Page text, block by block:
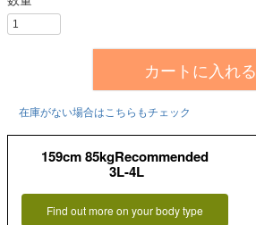
カートに入れる
在庫がない場合はこちらもチェック
159cm 85kgRecommended
3L-4L
Find out more on your body type